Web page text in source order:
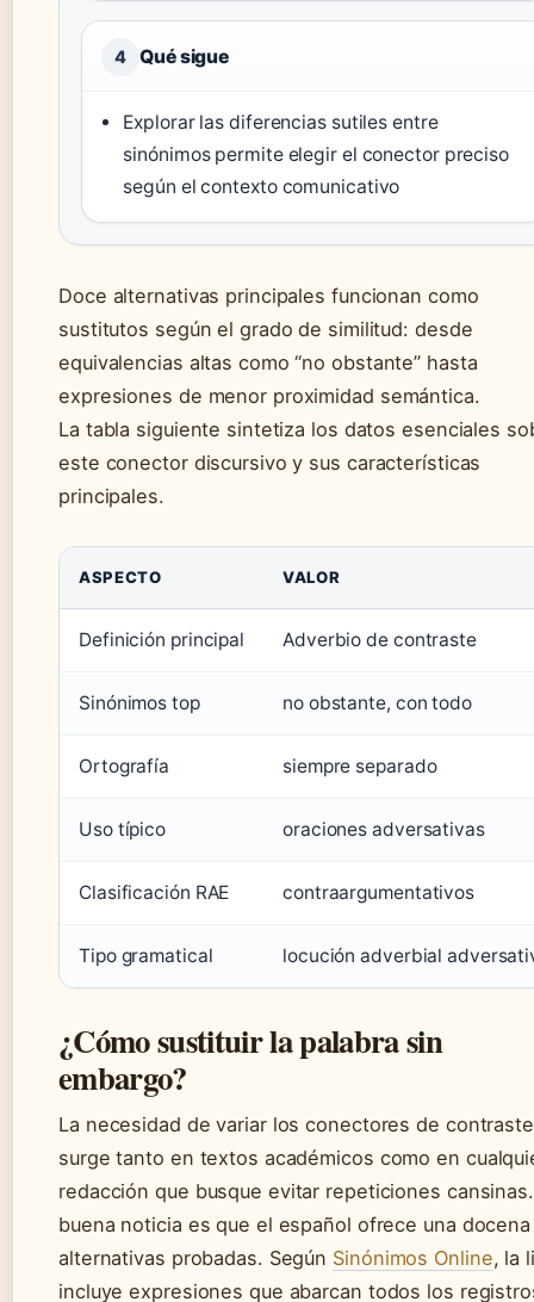
4 Qué sigue
Explorar las diferencias sutiles entre
sinónimos permite elegir el conector preciso
según el contexto comunicativo
Doce alternativas principales funcionan como
sustitutos según el grado de similitud: desde
equivalencias altas como “no obstante” hasta
expresiones de menor proximidad semántica.
La tabla siguiente sintetiza los datos esenciales
este conector discursivo y sus características
principales.
ASPECTO VALOR
Definición principal Adverbio de contraste
Sinónimos top no obstante, con todo
Ortografía siempre separado
Uso típico oraciones adversativas
Clasificación RAE contraargumentativos
Tipo gramatical locución adverbial
¿Cómo sustituir la palabra sin
embargo?
La necesidad de variar los conectores de contraste
surge tanto en textos académicos como en
redacción que busque evitar repeticiones
buena noticia es que el español ofrece una
alternativas probadas. Según Sinónimos Online, la
incluye expresiones que abarcan todos los